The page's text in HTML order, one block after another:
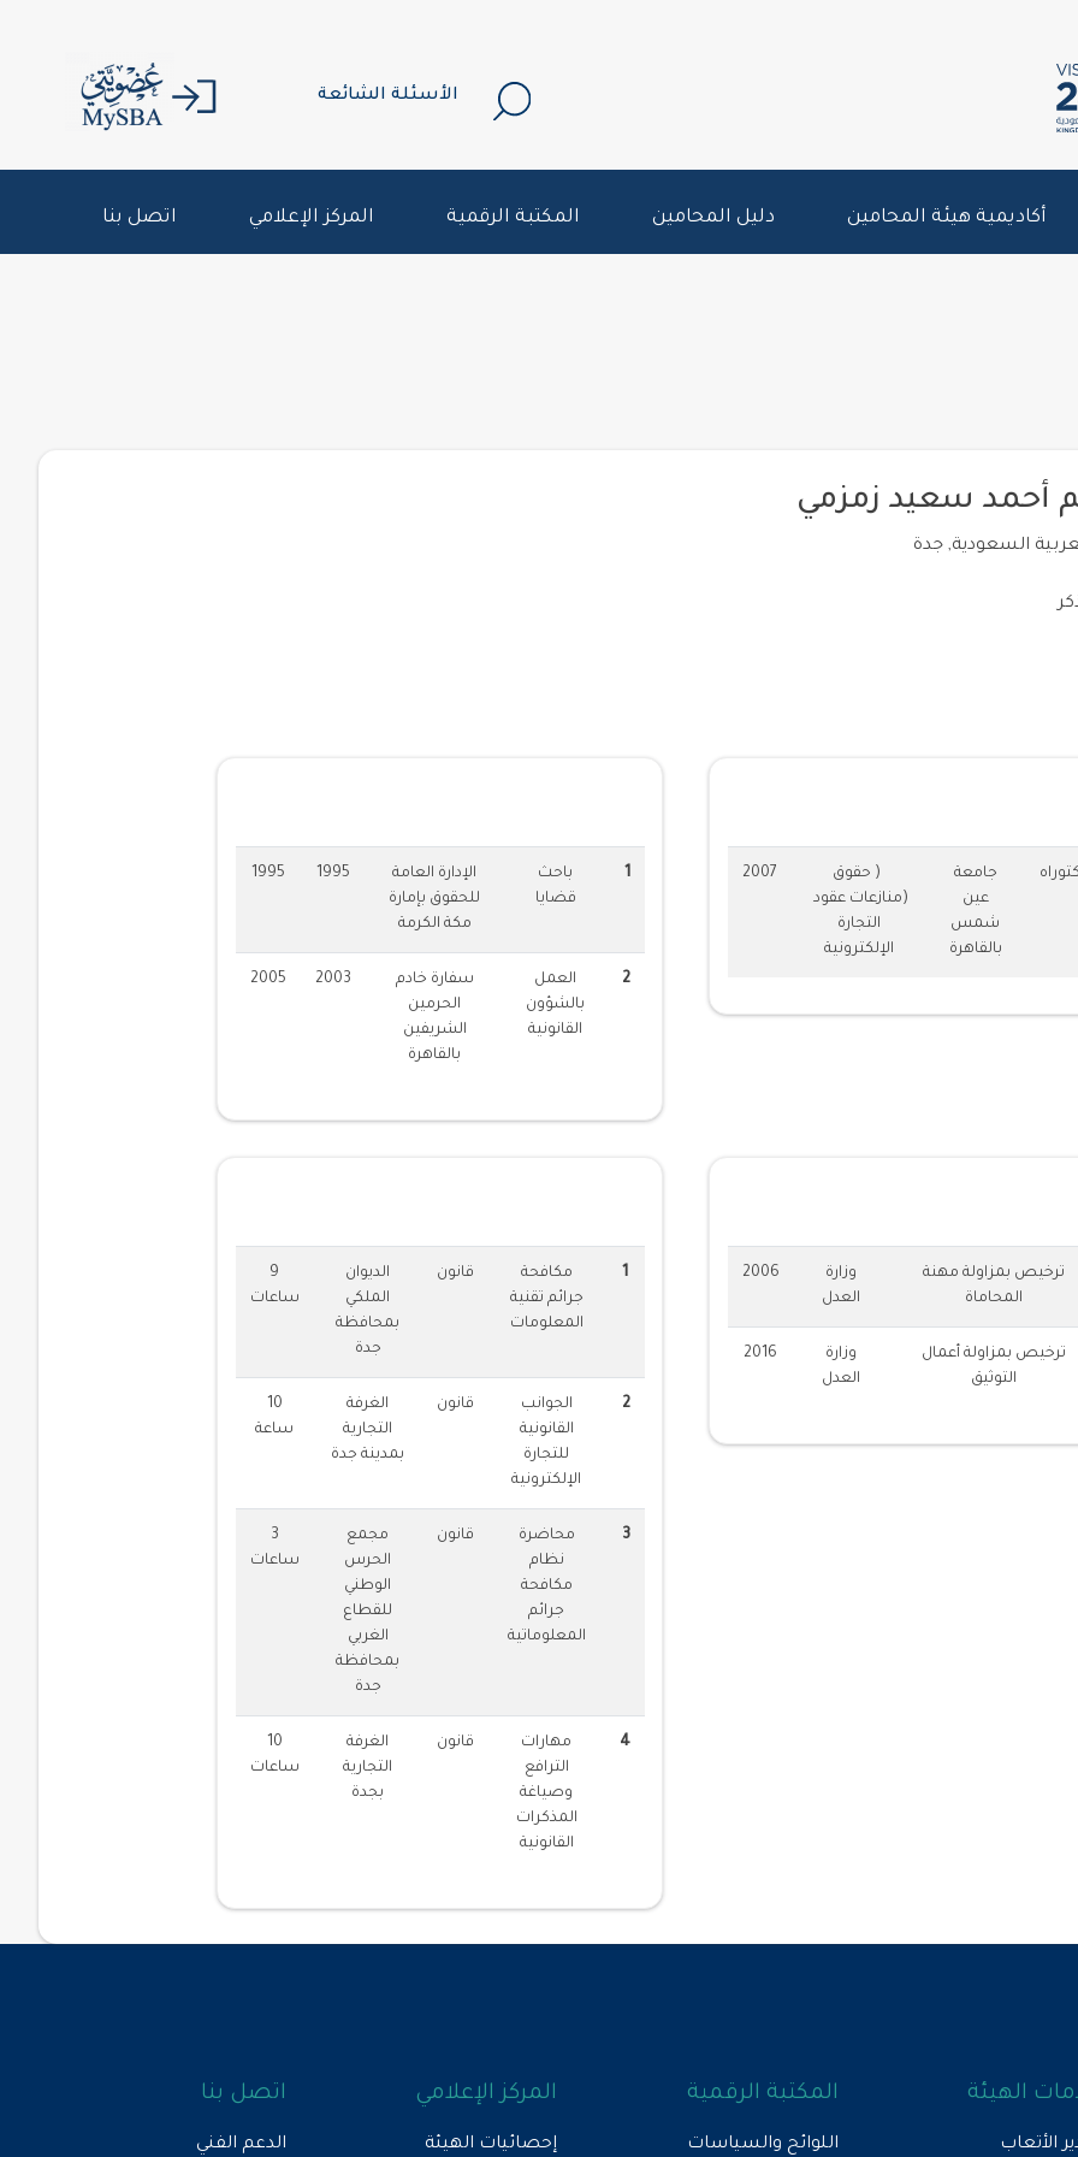
الأسئلة الشائعة
أكاديمية هيئة المحامين دليل المحامين المكتبة الرقمية المركز الإعلامي اتصل بنا
أحمد سعيد زمزمي
السعودية, جدة
جامعة
عين
شمس
بالقاهرة
( حقوق
(منازعات عقود
التجارة
الإلكترونية
2007
1
باحث
قضايا
الإدارة العامة
للحقوق بإمارة
مكة الكرمة
1995
1995
2
العمل
بالشؤون
القانونية
سفارة خادم
الحرمين
الشريفين
بالقاهرة
2003
2005
ترخيص بمزاولة مهنة
المحاماة
وزارة
العدل
2006
ترخيص بمزاولة أعمال
التوثيق
وزارة
العدل
2016
1
مكافحة
جرائم تقنية
المعلومات
قانون
الديوان
الملكي
بمحافظة
جدة
9
ساعات
2
الجوانب
القانونية
للتجارة
الإلكترونية
قانون
الغرفة
التجارية
بمدينة جدة
10
ساعة
3
محاضرة
نظام
مكافحة
جرائم
المعلوماتية
قانون
مجمع
الحرس
الوطني
للقطاع
الغربي
بمحافظة
جدة
3
ساعات
4
مهارات
الترافع
وصياغة
المذكرات
القانونية
قانون
الغرفة
التجارية
بجدة
10
ساعات
الهيئة
الأتعاب
المكتبة الرقمية
اللوائح والسياسات
المركز الإعلامي
إحصائيات الهيئة
اتصل بنا
الدعم الفني